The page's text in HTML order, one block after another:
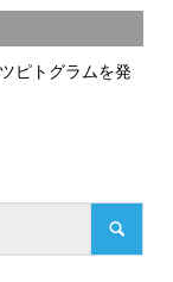
ピトグラムを発